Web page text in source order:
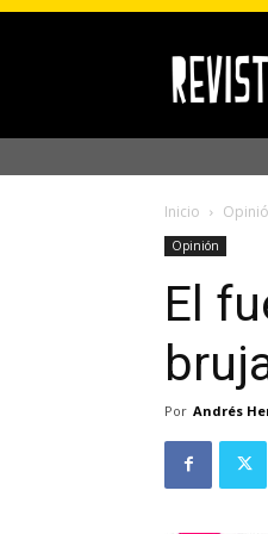
Inicio
Opinión
El
Por Andrés